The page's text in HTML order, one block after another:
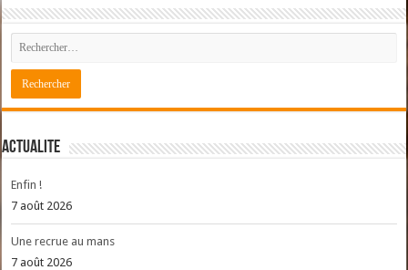
ACTUALITE
Enfin !
7 août 2026
Une recrue au mans
7 août 2026